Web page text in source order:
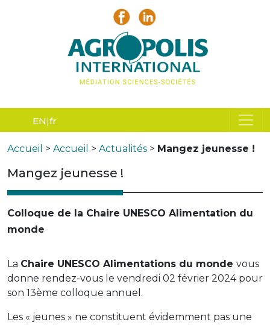
EN fr
Accueil > Accueil > Actualités > Mangez jeunesse !
Mangez jeunesse !
Colloque de la Chaire UNESCO Alimentation du
monde
La Chaire UNESCO Alimentations du monde vous
donne rendez-vous le vendredi 02 février 2024 pour
son 13ème colloque annuel.
Les « jeunes » ne constituent évidemment pas une